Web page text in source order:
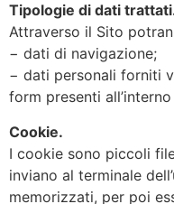
Tipologie di dati
Attraverso il Sito
− dati di navigazione;
− dati personali forniti
form presenti
Cookie.
I cookie sono piccoli
inviano al terminale
memorizzati, per poi